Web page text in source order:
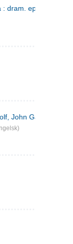
dram. epilog v 3 d
John Gabriel